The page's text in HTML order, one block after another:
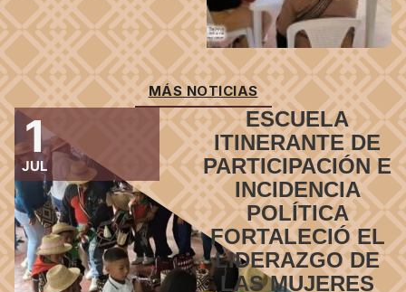
MÁS NOTICIAS
1
JUL
ESCUELA
ITINERANTE DE
PARTICIPACIÓN E
INCIDENCIA
POLÍTICA
FORTALECIÓ EL
LIDERAZGO DE
LAS MUJERES